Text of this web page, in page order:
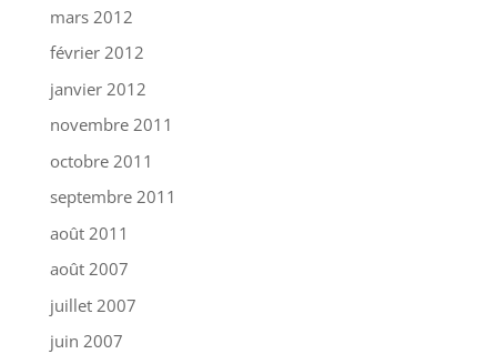
mars 2012
février 2012
janvier 2012
novembre 2011
octobre 2011
septembre 2011
août 2011
août 2007
juillet 2007
juin 2007